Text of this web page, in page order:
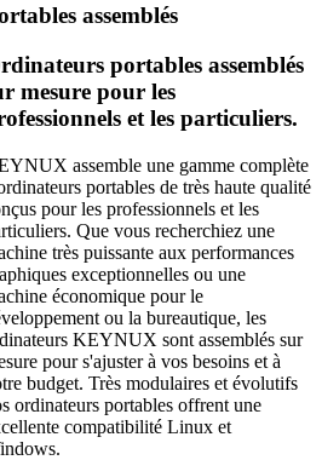
assemblés
portables assemblés
mesure pour les
et les particuliers.
assemble une gamme complète
portables de très haute qualité
pour les professionnels et les
Que vous recherchiez une
très puissante aux performances
exceptionnelles ou une
économique pour le
ou la bureautique, les
KEYNUX sont assemblés sur
pour s'ajuster à vos besoins et à
budget. Très modulaires et évolutifs
ordinateurs portables offrent une
compatibilité Linux et